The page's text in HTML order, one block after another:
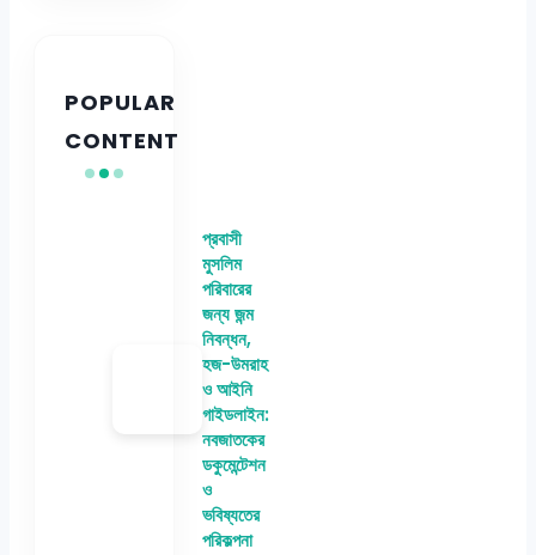
POPULAR
CONTENT
প্রবাসী
মুসলিম
পরিবারের
জন্য জন্ম
নিবন্ধন,
হজ-উমরাহ
ও আইনি
গাইডলাইন:
নবজাতকের
ডকুমেন্টেশন
ও
ভবিষ্যতের
পরিকল্পনা